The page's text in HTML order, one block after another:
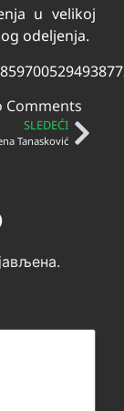
u velikoj
odeljenja.
Comments
SLEDEĆI
Tanasković